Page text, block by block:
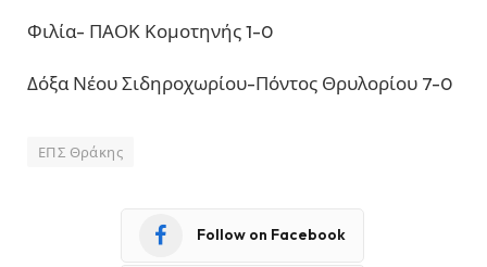
Φιλία- ΠΑΟΚ Κομοτηνής 1-0
Δόξα Νέου Σιδηροχωρίου-Πόντος Θρυλορίου 7-0
ΕΠΣ Θράκης
Follow on Facebook